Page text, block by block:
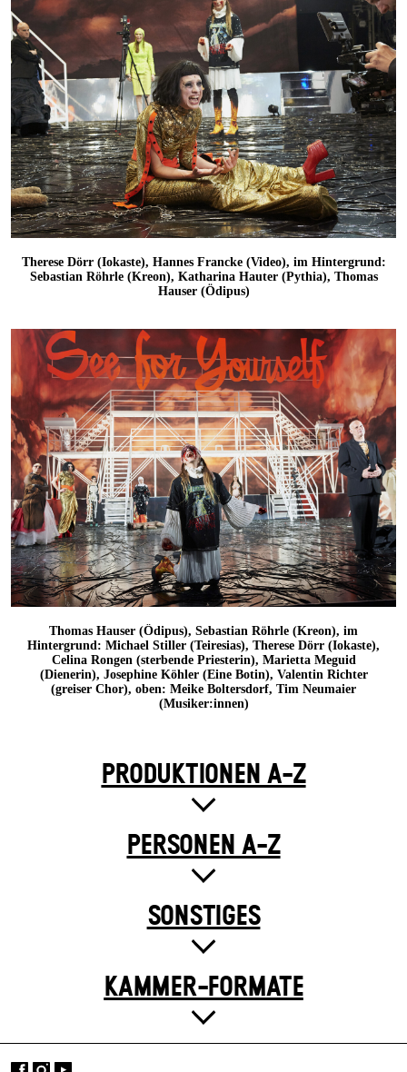
Therese Dörr (Iokaste), Hannes Francke (Video), im Hintergrund:
Sebastian Röhrle (Kreon), Katharina Hauter (Pythia), Thomas
Hauser (Ödipus)
Thomas Hauser (Ödipus), Sebastian Röhrle (Kreon), im
Hintergrund: Michael Stiller (Teiresias), Therese Dörr (Iokaste),
Celina Rongen (sterbende Priesterin), Marietta Meguid
(Dienerin), Josephine Köhler (Eine Botin), Valentin Richter
(greiser Chor), oben: Meike Boltersdorf, Tim Neumaier
(Musiker:innen)
PRODUKTIONEN A-Z
PERSONEN A-Z
SONSTIGES
KAMMER-FORMATE